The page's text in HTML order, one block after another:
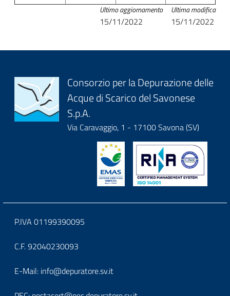
Ultima modifica
15/11/2022
Ultimo aggiornamento
15/11/2022
Block
it-
block-
logoeintestazionedelsito
Consorzio per la Depurazione delle
Acque di Scarico del Savonese
S.p.A.
Via Caravaggio, 1 - 17100 Savona (SV)
Block
it-
block-
footerindirizzo
P.IVA 01199390095
C.F. 92040230093
Block
E-Mail: info@depuratore.sv.it